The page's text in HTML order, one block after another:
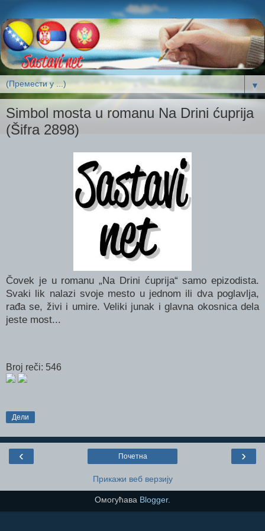
▼
Simbol mosta u romanu Na Drini ćuprija
(Šifra 2898)
Čovek je u romanu „Na Drini ćuprija“ samo epizodista.
Svaki lik nalazi svoje mesto u jednom ili dva poglavlja,
rađa se, živi i umire. Veliki junak i glavna okosnica dela
jeste most...
Broj reči: 546
Дели
‹ ›
Почетна
Прикажи веб верзију
Омогућава Blogger.